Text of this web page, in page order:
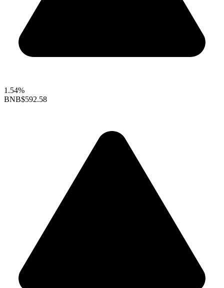
1.54%
BNB$592.58